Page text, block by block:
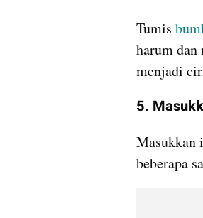
Tumis
harum dan
menjadi
5.
Masukkan
beberapa